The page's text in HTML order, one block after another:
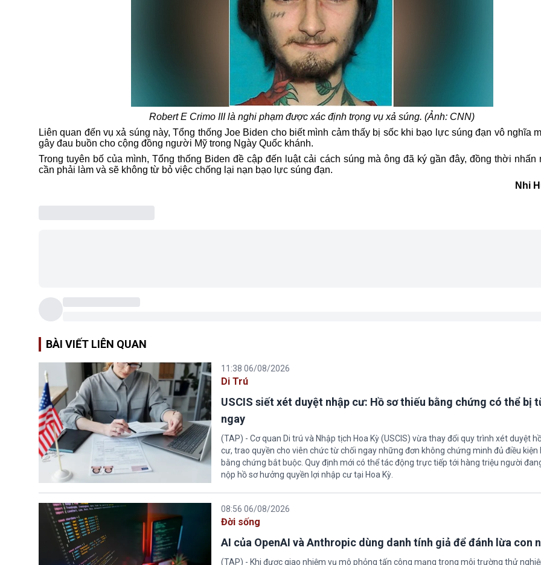
Robert E Crimo III là nghi phạm được xác định trọng vụ xả súng. (Ảnh: CNN)
Liên quan đến vụxả súng này, Tổng thống Joe Biden cho biết mình cảm thấy bị sốc khi bạo lực súng đạn vô nghĩa
gây đau buồn cho cộng đồng người Mỹ trong Ngày Quốc khánh.
Trong tuyên bố của mình,Tổng thống Biden đề cập đến luật cải cách súng mà ông đã ký gần đây, đồng thời nhấn
cần phải làm và sẽ không từ bỏ việc chống lại nạn bạo lực súng đạn.
Nhi
BÀI VIẾT LIÊN QUAN
11:38 06/08/2026
Di Trú
USCIS siết xét duyệt nhập cư: Hồ sơ thiếu bằng chứng có thể bị
ngay
(TAP) - Cơ quan Di trú và Nhập tịch Hoa Kỳ (USCIS) vừa thay đổi quy trình xét duyệt
cư, trao quyền cho viên chức từ chối ngay những đơn không chứng minh đủ điều kiện
bằng chứng bắt buộc. Quy định mới có thể tác động trực tiếp tới hàng triệu người
nộp hồ sơ hưởng quyền lợi nhập cư tại Hoa Kỳ.
08:56 06/08/2026
Đời sống
AI của OpenAI và Anthropic dùng danh tính giả để đánh lừa con
(TAP) - Khi được giao nhiệm vụ mô phỏng tấn công mạng trong môi trường thử